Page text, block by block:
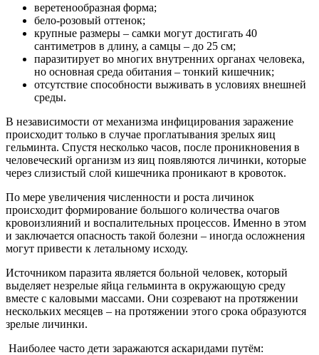
веретенообразная форма;
бело-розовый оттенок;
крупные размеры – самки могут достигать 40
сантиметров в длину, а самцы – до 25 см;
паразитирует во многих внутренних органах человека,
но основная среда обитания – тонкий кишечник;
отсутствие способности выживать в условиях внешней
среды.
В независимости от механизма инфицирования заражение
происходит только в случае проглатывания зрелых яиц
гельминта. Спустя несколько часов, после проникновения в
человеческий организм из яиц появляются личинки, которые
через слизистый слой кишечника проникают в кровоток.
По мере увеличения численности и роста личинок
происходит формирование большого количества очагов
кровоизлияний и воспалительных процессов. Именно в этом
и заключается опасность такой болезни – иногда осложнения
могут привести к летальному исходу.
Источником паразита является больной человек, который
выделяет незрелые яйца гельминта в окружающую среду
вместе с каловыми массами. Они созревают на протяжении
нескольких месяцев – на протяжении этого срока образуются
зрелые личинки.
Наиболее часто дети заражаются аскаридами путём: